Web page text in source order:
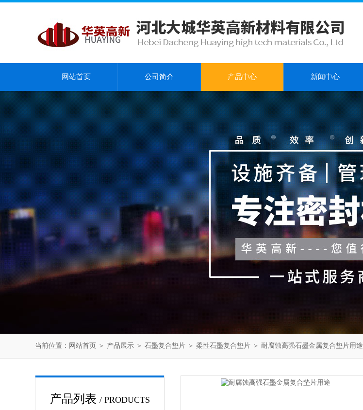
网站首页 公司简介 产品中心 新闻中心
当前位置： 网站首页 ＞ 产品展示 ＞ 石墨复合垫片 ＞ 柔性石墨复合垫片 ＞ 耐腐蚀高强石墨金属复合垫片用途
产品列表 / PRODUCTS